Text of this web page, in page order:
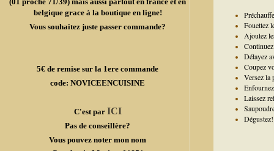
belgique grace à la boutique en ligne!
Vous souhaitez juste passer commande?
5€ de remise sur la 1ere commande
code: NOVICEENCUISINE
C'est par ICI
Pas de conseillère?
Vous pouvez noter mon nom
Fouettez
Ajoutez
Délayez
Coupez
Versez la
Laissez
Dégustez!